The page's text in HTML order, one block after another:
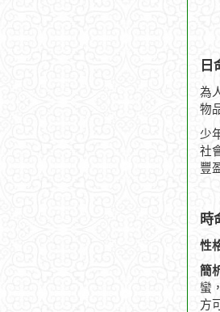
日
為
物
少
社
豐
時
性
簡
蠻
方